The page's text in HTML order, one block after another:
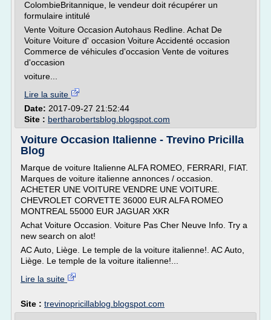
ColombieBritannique, le vendeur doit récupérer un
formulaire intitulé
Vente Voiture Occasion Autohaus Redline. Achat De
Voiture Voiture d' occasion Voiture Accidenté occasion
Commerce de véhicules d'occasion Vente de voitures
d'occasion
voiture...
Lire la suite
Date: 2017-09-27 21:52:44
Site : bertharobertsblog.blogspot.com
Voiture Occasion Italienne - Trevino Pricilla
Blog
Marque de voiture Italienne ALFA ROMEO, FERRARI, FIAT.
Marques de voiture italienne annonces / occasion.
ACHETER UNE VOITURE VENDRE UNE VOITURE.
CHEVROLET CORVETTE 36000 EUR ALFA ROMEO
MONTREAL 55000 EUR JAGUAR XKR
Achat Voiture Occasion. Voiture Pas Cher Neuve Info. Try a
new search on alot!
AC Auto, Liège. Le temple de la voiture italienne!. AC Auto,
Liège. Le temple de la voiture italienne!...
Lire la suite
Site : trevinopricillablog.blogspot.com